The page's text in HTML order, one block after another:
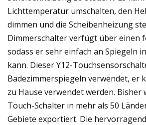
Lichttemperatur umschalten, den
dimmen und die Scheibenheizung
Dimmerschalter verfügt über einen
sodass er sehr einfach an Spiegeln
kann. Dieser Y12-
Badezimmerspiegeln verwendet, er
zu Hause verwendet werden. Bisher
Touch-Schalter in mehr als 50
Gebiete exportiert. Die